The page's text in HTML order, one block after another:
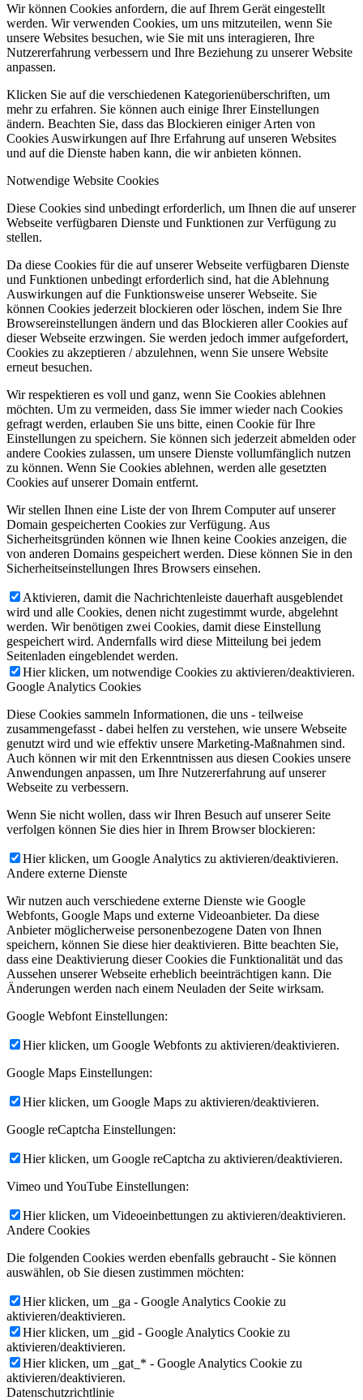
Wir können Cookies anfordern, die auf Ihrem Gerät eingestellt
werden. Wir verwenden Cookies, um uns mitzuteilen, wenn Sie
unsere Websites besuchen, wie Sie mit uns interagieren, Ihre
Nutzererfahrung verbessern und Ihre Beziehung zu unserer Website
anpassen.
Klicken Sie auf die verschiedenen Kategorienüberschriften, um
mehr zu erfahren. Sie können auch einige Ihrer Einstellungen
ändern. Beachten Sie, dass das Blockieren einiger Arten von
Cookies Auswirkungen auf Ihre Erfahrung auf unseren Websites
und auf die Dienste haben kann, die wir anbieten können.
Notwendige Website Cookies
Diese Cookies sind unbedingt erforderlich, um Ihnen die auf unserer
Webseite verfügbaren Dienste und Funktionen zur Verfügung zu
stellen.
Da diese Cookies für die auf unserer Webseite verfügbaren Dienste
und Funktionen unbedingt erforderlich sind, hat die Ablehnung
Auswirkungen auf die Funktionsweise unserer Webseite. Sie
können Cookies jederzeit blockieren oder löschen, indem Sie Ihre
Browsereinstellungen ändern und das Blockieren aller Cookies auf
dieser Webseite erzwingen. Sie werden jedoch immer aufgefordert,
Cookies zu akzeptieren / abzulehnen, wenn Sie unsere Website
erneut besuchen.
Wir respektieren es voll und ganz, wenn Sie Cookies ablehnen
möchten. Um zu vermeiden, dass Sie immer wieder nach Cookies
gefragt werden, erlauben Sie uns bitte, einen Cookie für Ihre
Einstellungen zu speichern. Sie können sich jederzeit abmelden oder
andere Cookies zulassen, um unsere Dienste vollumfänglich nutzen
zu können. Wenn Sie Cookies ablehnen, werden alle gesetzten
Cookies auf unserer Domain entfernt.
Wir stellen Ihnen eine Liste der von Ihrem Computer auf unserer
Domain gespeicherten Cookies zur Verfügung. Aus
Sicherheitsgründen können wie Ihnen keine Cookies anzeigen, die
von anderen Domains gespeichert werden. Diese können Sie in den
Sicherheitseinstellungen Ihres Browsers einsehen.
Aktivieren, damit die Nachrichtenleiste dauerhaft ausgeblendet
wird und alle Cookies, denen nicht zugestimmt wurde, abgelehnt
werden. Wir benötigen zwei Cookies, damit diese Einstellung
gespeichert wird. Andernfalls wird diese Mitteilung bei jedem
Seitenladen eingeblendet werden.
Hier klicken, um notwendige Cookies zu aktivieren/deaktivieren.
Google Analytics Cookies
Diese Cookies sammeln Informationen, die uns - teilweise
zusammengefasst - dabei helfen zu verstehen, wie unsere Webseite
genutzt wird und wie effektiv unsere Marketing-Maßnahmen sind.
Auch können wir mit den Erkenntnissen aus diesen Cookies unsere
Anwendungen anpassen, um Ihre Nutzererfahrung auf unserer
Webseite zu verbessern.
Wenn Sie nicht wollen, dass wir Ihren Besuch auf unserer Seite
verfolgen können Sie dies hier in Ihrem Browser blockieren:
Hier klicken, um Google Analytics zu aktivieren/deaktivieren.
Andere externe Dienste
Wir nutzen auch verschiedene externe Dienste wie Google
Webfonts, Google Maps und externe Videoanbieter. Da diese
Anbieter möglicherweise personenbezogene Daten von Ihnen
speichern, können Sie diese hier deaktivieren. Bitte beachten Sie,
dass eine Deaktivierung dieser Cookies die Funktionalität und das
Aussehen unserer Webseite erheblich beeinträchtigen kann. Die
Änderungen werden nach einem Neuladen der Seite wirksam.
Google Webfont Einstellungen:
Hier klicken, um Google Webfonts zu aktivieren/deaktivieren.
Google Maps Einstellungen:
Hier klicken, um Google Maps zu aktivieren/deaktivieren.
Google reCaptcha Einstellungen:
Hier klicken, um Google reCaptcha zu aktivieren/deaktivieren.
Vimeo und YouTube Einstellungen:
Hier klicken, um Videoeinbettungen zu aktivieren/deaktivieren.
Andere Cookies
Die folgenden Cookies werden ebenfalls gebraucht - Sie können
auswählen, ob Sie diesen zustimmen möchten:
Hier klicken, um _ga - Google Analytics Cookie zu
aktivieren/deaktivieren.
Hier klicken, um _gid - Google Analytics Cookie zu
aktivieren/deaktivieren.
Hier klicken, um _gat_* - Google Analytics Cookie zu
aktivieren/deaktivieren.
Datenschutzrichtlinie